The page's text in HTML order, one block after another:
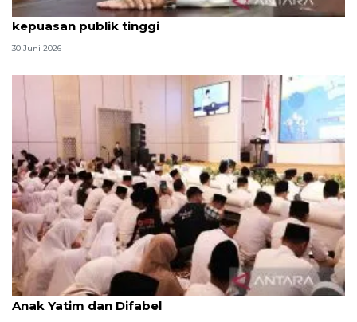
Qodari: Pemerintah tak puas diri meski tingkat
kepuasan publik tinggi
30 Juni 2026
Menag jadikan setiap 10 Muharam sebagai Lebaran
Anak Yatim dan Difabel